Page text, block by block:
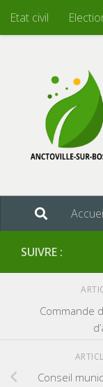
Skip to content
Etat civil
SUIVRE :
Commande
Conseil